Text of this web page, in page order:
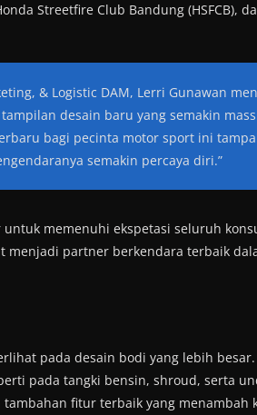
Streetfire Club Bandung (HSFCB),
& Logistic DAM, Lerri Gunawan
desain baru yang semakin
bagi pecinta motor sport ini
semakin percaya diri.”
memenuhi ekspetasi seluruh
partner berkendara terbaik
pada desain bodi yang lebih
pada tangki bensin, shroud, serta
fitur terbaik yang menambah